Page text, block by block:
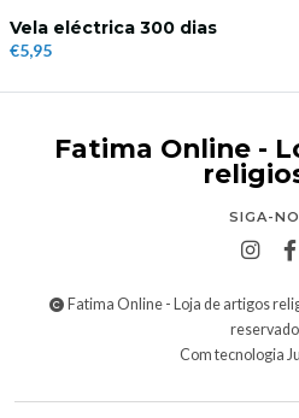
Vela eléctrica 300 dias
€5,95
Fatima Online -
SIGA-
Fatima Online - Loja de artigos
Com tecnologia